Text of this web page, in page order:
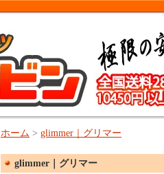
ホーム > glimmer｜グリマー
glimmer｜グリマー